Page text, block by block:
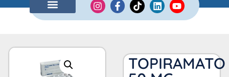
TOPIRAMATO